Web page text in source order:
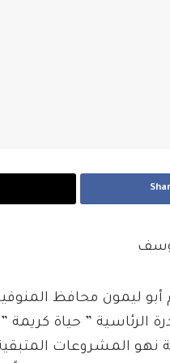
أبو ليمون محافظ
الرئاسية ” حياة
نهو المشروعات